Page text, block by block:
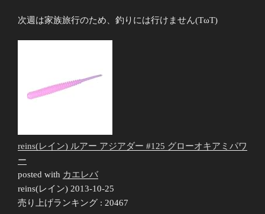
次週は家族旅行のため、釣りには行けません(TωT)
reins(レイン) ルアー アジアダー #125 グローオキアミパワ
ー
posted with カエレバ
reins(レイン) 2013-10-25
売り上げランキング : 20467